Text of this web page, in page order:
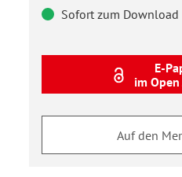
Sofort zum Download
E-
im Open
Auf den